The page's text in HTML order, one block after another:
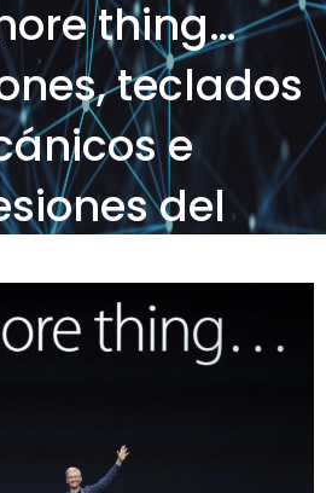
thing…
teclados
e
del
Pro de 16